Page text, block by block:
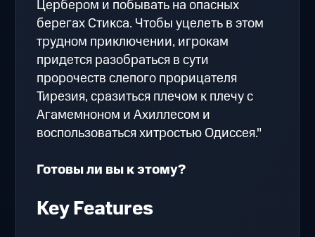
Цербером и побывать на опасных
берегах Стикса. Чтобы уцелеть в этом
трудном приключении, игрокам
придется разобраться в сути
пророчеств слепого прорицателя
Тирезия, сразиться плечом к плечу с
Агамемноном и Ахиллесом и
воспользоваться хитростью Одиссея."
Готовы ли вы к этому?
Key Features